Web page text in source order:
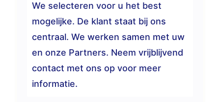
We selecteren voor u het best
mogelijke. De klant staat bij ons
centraal. We werken samen met uw
en onze Partners. Neem vrijblijvend
contact met ons op voor meer
informatie.